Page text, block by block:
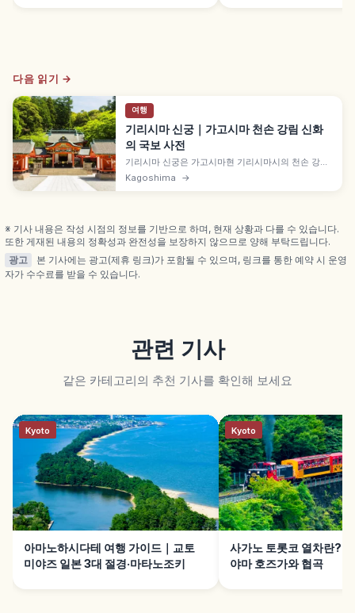
다음 읽기 →
여행
기리시마 신궁｜가고시마 천손 강림 신화
의 국보 사전
기리시마 신궁은 가고시마현 기리시마시의 천손 강림
신화 성지로, 니니기노미코토를 모십니다. 1715년 사
쓰마 번주 시마즈 요시타카 재건의 본전·폐전·참배전
Kagoshima →
※ 기사 내용은 작성 시점의 정보를 기반으로 하며, 현재 상황과 다를 수 있습니다.
또한 게재된 내용의 정확성과 완전성을 보장하지 않으므로 양해 부탁드립니다.
광고
본 기사에는 광고(제휴 링크)가 포함될 수 있으며, 링크를 통한 예약 시 운영
자가 수수료를 받을 수 있습니다.
관련 기사
같은 카테고리의 추천 기사를 확인해 보세요
Kyoto
아마노하시다테 여행 가이드｜교토
미야즈 일본 3대 절경·마타노조키
Kyoto
사가노 토롯코 열차란?
야마 호즈가와 협곡